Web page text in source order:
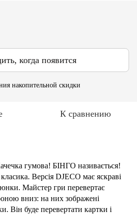
когда появится
накопительной скидки
К сравнению
гумова! БІНГО називається!
Версія DJECO має яскраві
Майстер гри перевертає
вниз: на них зображені
Він буде перевертати картки і